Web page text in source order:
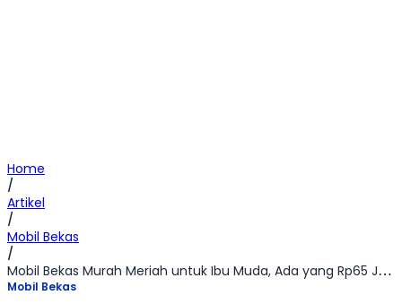
Home
/
Artikel
/
Mobil Bekas
/
Mobil Bekas Murah Meriah untuk Ibu Muda, Ada yang Rp65 Jutaan!
Mobil Bekas